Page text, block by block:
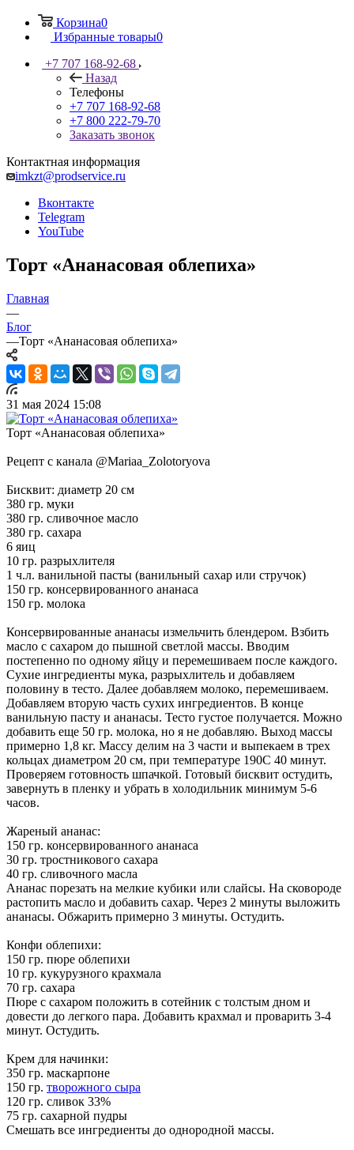
Корзина0
Избранные товары0
+7 707 168-92-68
Назад
Телефоны
+7 707 168-92-68
+7 800 222-79-70
Заказать звонок
Контактная информация
imkzt@prodservice.ru
Вконтакте
Telegram
YouTube
Торт «Ананасовая облепиха»
Главная
—
Блог
—Торт «Ананасовая облепиха»
31 мая 2024 15:08
Торт «Ананасовая облепиха»
Рецепт с канала @Mariaa_Zolotoryova
Бисквит: диаметр 20 см
380 гр. муки
380 гр. сливочное масло
380 гр. сахара
6 яиц
10 гр. разрыхлителя
1 ч.л. ванильной пасты (ванильный сахар или стручок)
150 гр. консервированного ананаса
150 гр. молока
Консервированные ананасы измельчить блендером. Взбить
масло с сахаром до пышной светлой массы. Вводим
постепенно по одному яйцу и перемешиваем после каждого.
Сухие ингредиенты мука, разрыхлитель и добавляем
половину в тесто. Далее добавляем молоко, перемешиваем.
Добавляем вторую часть сухих ингредиентов. В конце
ванильную пасту и ананасы. Тесто густое получается. Можно
добавить еще 50 гр. молока, но я не добавляю. Выход массы
примерно 1,8 кг. Массу делим на 3 части и выпекаем в трех
кольцах диаметром 20 см, при температуре 190С 40 минут.
Проверяем готовность шпачкой. Готовый бисквит остудить,
завернуть в пленку и убрать в холодильник минимум 5-6
часов.
Жареный ананас:
150 гр. консервированного ананаса
30 гр. тростникового сахара
40 гр. сливочного масла
Ананас порезать на мелкие кубики или слайсы. На сковороде
растопить масло и добавить сахар. Через 2 минуты выложить
ананасы. Обжарить примерно 3 минуты. Остудить.
Конфи облепихи:
150 гр. пюре облепихи
10 гр. кукурузного крахмала
70 гр. сахара
Пюре с сахаром положить в сотейник с толстым дном и
довести до легкого пара. Добавить крахмал и проварить 3-4
минут. Остудить.
Крем для начинки:
350 гр. маскарпоне
150 гр. творожного сыра
120 гр. сливок 33%
75 гр. сахарной пудры
Смешать все ингредиенты до однородной массы.